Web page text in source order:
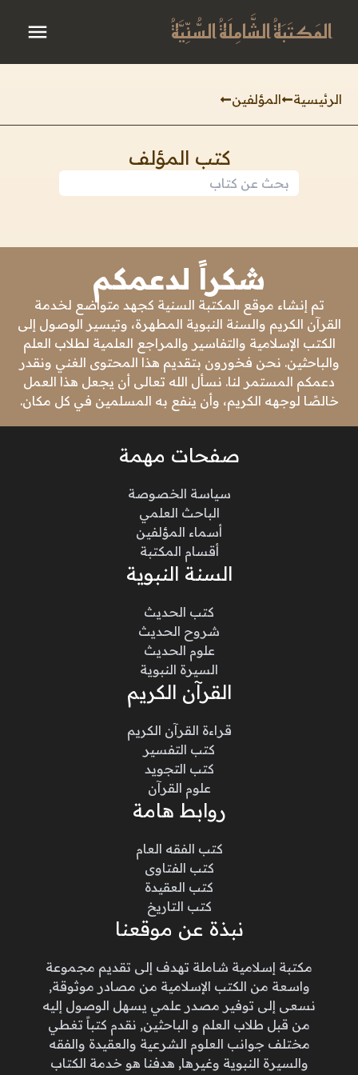
المَكتَبَةُ الشَّامِلَةُ السُّنِّيَّةُ
الرئيسية المؤلفين
كتب المؤلف
شكراً لدعمكم
تم إنشاء موقع المكتبة السنية كجهد متواضع لخدمة
القرآن الكريم والسنة النبوية المطهرة، وتيسير الوصول إلى
الكتب الإسلامية والتفاسير والمراجع العلمية لطلاب العلم
والباحثين. نحن فخورون بتقديم هذا المحتوى الغني ونقدر
دعمكم المستمر لنا. نسأل الله تعالى أن يجعل هذا العمل
خالصًا لوجهه الكريم، وأن ينفع به المسلمين في كل مكان.
صفحات مهمة
سياسة الخصوصة
الباحث العلمي
أسماء المؤلفين
أقسام المكتبة
السنة النبوية
كتب الحديث
شروح الحديث
علوم الحديث
السيرة النبوية
القرآن الكريم
قراءة القرآن الكريم
كتب التفسير
كتب التجويد
علوم القرآن
روابط هامة
كتب الفقه العام
كتب الفتاوى
كتب العقيدة
كتب التاريخ
نبذة عن موقعنا
مكتبة إسلامية شاملة تهدف إلى تقديم مجموعة
واسعة من الكتب الإسلامية من مصادر موثوقة,
نسعى إلى توفير مصدر علمي يسهل الوصول إليه
من قبل طلاب العلم و الباحثين, نقدم كتباً تغطي
مختلف جوانب العلوم الشرعية والعقيدة والفقه
والسيرة النبوية وغيرها, هدفنا هو خدمة الكتاب